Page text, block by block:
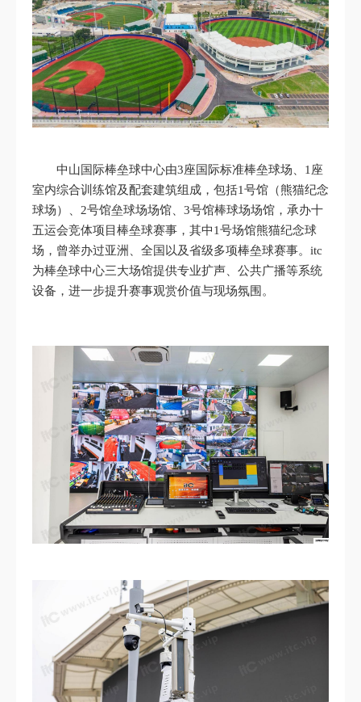
中山国际棒垒球中心由3座国际标准棒垒球场、1座
室内综合训练馆及配套建筑组成，包括1号馆（熊猫纪念
球场）、2号馆垒球场场馆、3号馆棒球场场馆，承办十
五运会竞体项目棒垒球赛事，其中1号场馆熊猫纪念球
场，曾举办过亚洲、全国以及省级多项棒垒球赛事。itc
为棒垒球中心三大场馆提供专业扩声、公共广播等系统
设备，进一步提升赛事观赏价值与现场氛围。